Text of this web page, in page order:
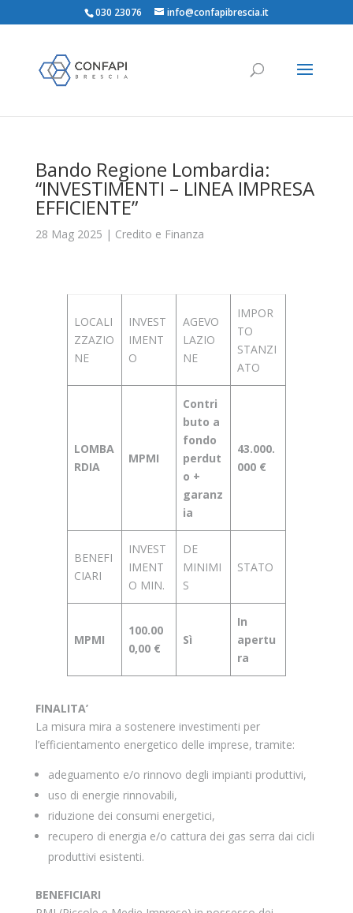
030 23076 info@confapibrescia.it
Bando Regione Lombardia:
“INVESTIMENTI – LINEA IMPRESA
EFFICIENTE”
28 Mag 2025 | Credito e Finanza
LOCALI
ZZAZIO
NE
INVEST
IMENT
O
AGEVO
LAZIO
NE
IMPOR
TO
STANZI
ATO
LOMBA
RDIA
MPMI
Contri
buto a
fondo
perdut
o +
garanz
ia
43.000.
000 €
BENEFI
CIARI
INVEST
IMENT
O MIN.
DE
MINIMI
S
STATO
MPMI
100.00
0,00 €
Sì
In
apertu
ra
FINALITA’
La misura mira a sostenere investimenti per
l’efficientamento energetico delle imprese, tramite:
adeguamento e/o rinnovo degli impianti produttivi,
uso di energie rinnovabili,
riduzione dei consumi energetici,
recupero di energia e/o cattura dei gas serra dai cicli
produttivi esistenti.
BENEFICIARI